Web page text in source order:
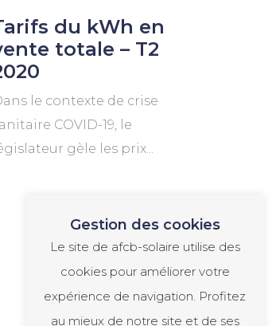
du kWh en
totale – T2
le contexte de crise
COVID-19, le
gèle les prix...
Gestion des cookies
Le site de afcb-solaire utilise des
cookies pour améliorer votre
expérience de navigation. Profitez
au mieux de notre site et de ses